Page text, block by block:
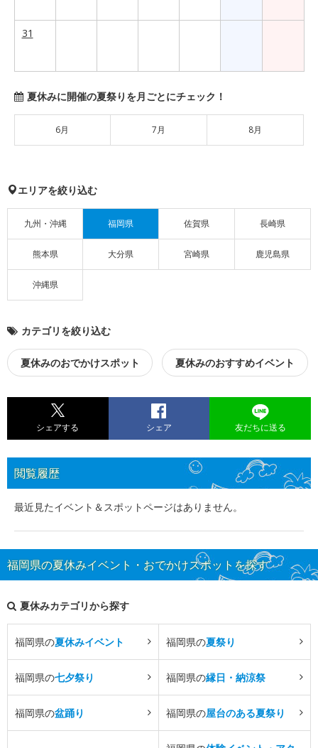
31
夏休みに開催の夏祭りを月ごとにチェック！
6月 7月 8月
エリアを絞り込む
九州・沖縄 福岡県 佐賀県 長崎県
熊本県 大分県 宮崎県 鹿児島県
沖縄県
カテゴリを絞り込む
夏休みのおでかけスポット 夏休みのおすすめイベント
シェアする シェア 友だちに送る
閲覧履歴
最近見たイベント＆スポットページはありません。
福岡県の夏休みイベント・おでかけスポットを探す
夏休みカテゴリから探す
福岡県の夏休みイベント 福岡県の夏祭り
福岡県の七夕祭り 福岡県の縁日・納涼祭
福岡県の盆踊り 福岡県の屋台のある夏祭り